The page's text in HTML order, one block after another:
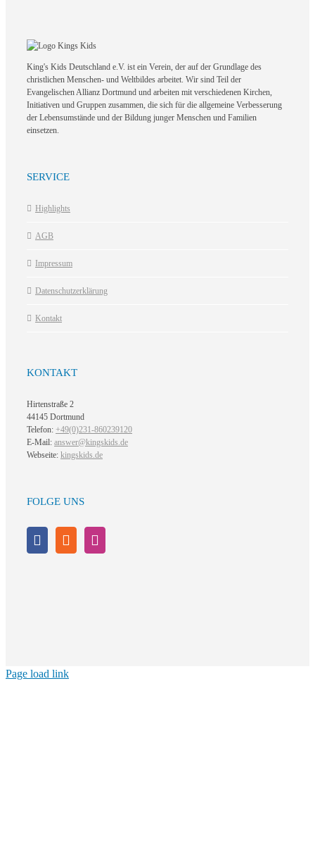
King's Kids Deutschland e.V. ist ein Verein, der auf der Grundlage des
christlichen Menschen- und Weltbildes arbeitet. Wir sind Teil der
Evangelischen Allianz Dortmund und arbeiten mit verschiedenen Kirchen,
Initiativen und Gruppen zusammen, die sich für die allgemeine Verbesserung
der Lebensumstände und der Bildung junger Menschen und Familien
einsetzen.
SERVICE
Highlights
AGB
Impressum
Datenschutzerklärung
Kontakt
KONTAKT
Hirtenstraße 2
44145 Dortmund
Telefon: +49(0)231-860239120
E-Mail: answer@kingskids.de
Webseite: kingskids.de
FOLGE UNS
Page load link